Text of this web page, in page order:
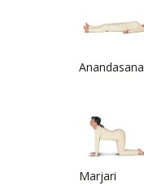
Anandasana
Marjari